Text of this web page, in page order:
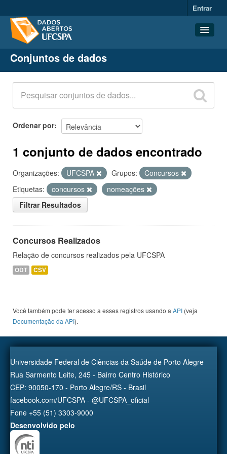
Entrar
Conjuntos de dados
Organizações
Grupos
Sobre
Conjuntos de dados
Ordenar por
1 conjunto de dados encontrado
Organizações: UFCSPA Grupos:
Concursos
Etiquetas:
concursos
nomeações
Filtrar Resultados
Concursos Realizados
Relação de concursos realizados pela UFCSPA
ODT CSV
Você também pode ter acesso a esses registros usando a API (veja
Documentação da API).
Universidade Federal de Ciências da Saúde de Porto Alegre
Rua Sarmento Leite, 245 - Bairro Centro Histórico
CEP: 90050-170 - Porto Alegre/RS - Brasil
facebook.com/UFCSPA - @UFCSPA_oficial
Fone +55 (51) 3303-9000
Desenvolvido pelo